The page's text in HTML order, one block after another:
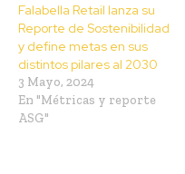
Falabella Retail lanza su
Reporte de Sostenibilidad
y define metas en sus
distintos pilares al 2030
3 Mayo, 2024
En "Métricas y reporte
ASG"